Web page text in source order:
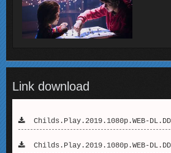
Link download
Childs.Play.2019.1080p.WEB-
Childs.Play.2019.1080p.WEB-